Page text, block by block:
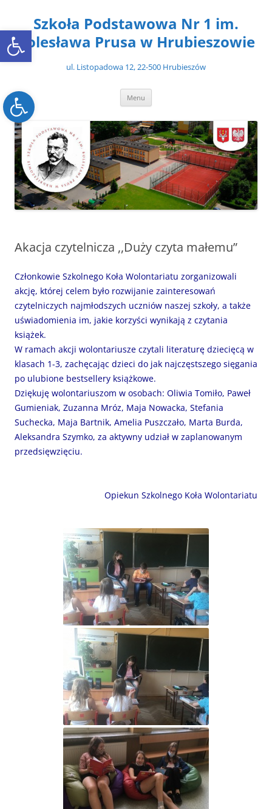
Open toolbar
Open toolbar
treściSzkoła Podstawowa Nr 1 im.
Bolesława Prusa w Hrubieszowie
ul. Listopadowa 12, 22-500 Hrubieszów
Menu
Akacja czytelnicza ,,Duży czyta małemu”
Członkowie Szkolnego Koła Wolontariatu zorganizowali
akcję, której celem było rozwijanie zainteresowań
czytelniczych najmłodszych uczniów naszej szkoły, a także
uświadomienia im, jakie korzyści wynikają z czytania
książek.
W ramach akcji wolontariusze czytali literaturę dziecięcą w
klasach 1-3, zachęcając dzieci do jak najczęstszego sięgania
po ulubione bestsellery książkowe.
Dziękuję wolontariuszom w osobach: Oliwia Tomiło, Paweł
Gumieniak, Zuzanna Mróz, Maja Nowacka, Stefania
Suchecka, Maja Bartnik, Amelia Puszczało, Marta Burda,
Aleksandra Szymko, za aktywny udział w zaplanowanym
przedsięwzięciu.
Opiekun Szkolnego Koła Wolontariatu